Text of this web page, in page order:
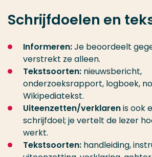
Schrijfdoelen en
Informeren:Je beoordeelt
verstrekt ze alleen.
Tekstsoorten: nieuwsbericht,
onderzoeksrapport, logboek,
Wikipediatekst.
Uiteenzetten/verklarenis ook
schrijfdoel; je vertelt de lezer
werkt.
Tekstsoorten: handleiding,